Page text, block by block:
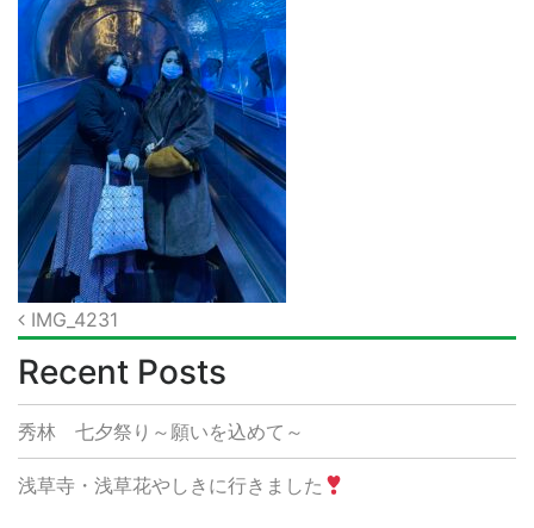
Post
navigation
IMG_4231
Recent Posts
秀林 七夕祭り～願いを込めて～
浅草寺・浅草花やしきに行きました